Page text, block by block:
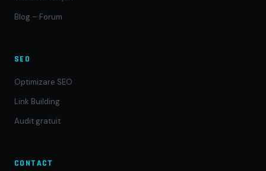
Blog – Forum
SEO
Optimizare SEO
Link Building
Audit gratuit
CONTACT